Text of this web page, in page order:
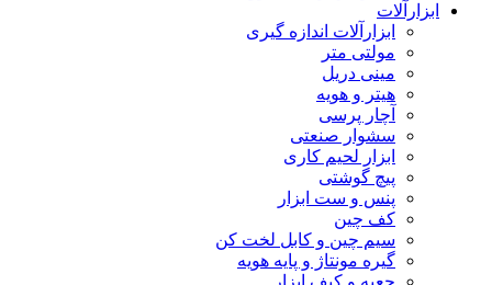
ابزارآلات
ابزارآلات اندازه گیری
مولتی متر
مینی دریل
هیتر و هویه
آچار پرسی
سشوار صنعتی
ابزار لحیم کاری
پیچ گوشتی
پنس و ست ابزار
کف چین
سیم چین و کابل لخت کن
گیره مونتاژ و پایه هویه
جعبه و کیف ابزار